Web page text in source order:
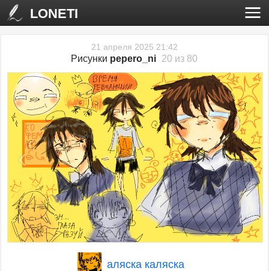
LONETI
21 апреля 2025 21:42
Рисунки pepero_ni 20 из 80
‹ ›
аляска каляска